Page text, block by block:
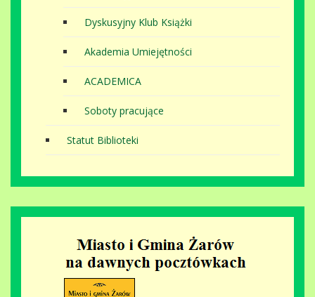
Dyskusyjny Klub Książki
Akademia Umiejętności
ACADEMICA
Soboty pracujące
Statut Biblioteki